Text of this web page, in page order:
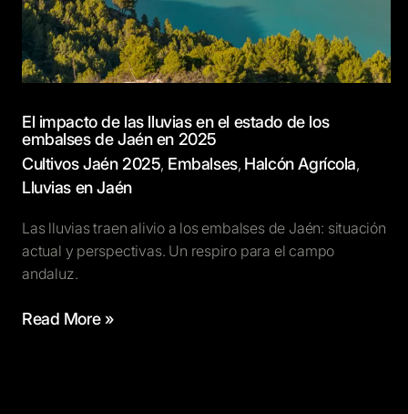
El impacto de las lluvias en el estado de los
embalses de Jaén en 2025
Cultivos Jaén 2025, Embalses, Halcón Agrícola,
Lluvias en Jaén
Las lluvias traen alivio a los embalses de Jaén: situación
actual y perspectivas. Un respiro para el campo
andaluz.
Read More »